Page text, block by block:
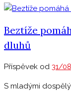
Beztíže
dluhů
Příspěvek od 31/
S mladými